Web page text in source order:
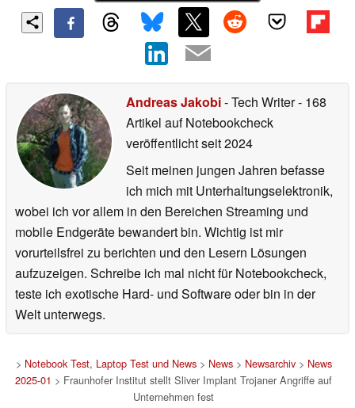
Andreas Jakobi- Tech Writer- 168
Artikel auf Notebookcheck
veröffentlichtseit 2024
Seit meinen jungen Jahren befasse
ich mich mit Unterhaltungselektronik,
wobei ich vor allem in den Bereichen Streaming und
mobile Endgeräte bewandert bin. Wichtig ist mir
vorurteilsfrei zu berichten und den Lesern Lösungen
aufzuzeigen. Schreibe ich mal nicht für Notebookcheck,
teste ich exotische Hard- und Software oder bin in der
Welt unterwegs.
> Notebook Test, Laptop Test und News> News> Newsarchiv> News
2025-01 > Fraunhofer Institut stellt Sliver Implant Trojaner Angriffe auf
Unternehmen fest